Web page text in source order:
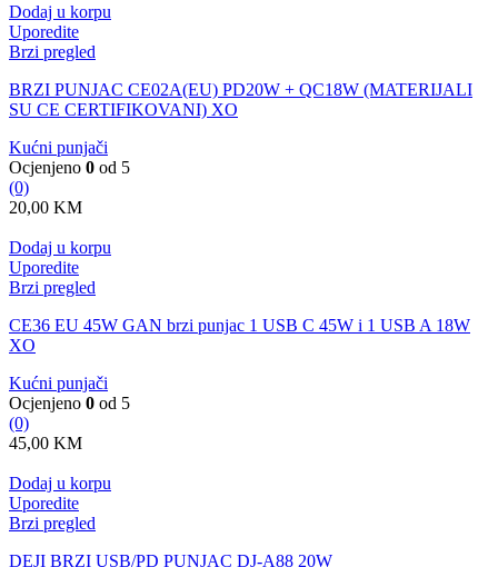
Dodaj u korpu
Uporedite
Brzi pregled
BRZI PUNJAC CE02A(EU) PD20W + QC18W (MATERIJALI
SU CE CERTIFIKOVANI) XO
Kućni punjači
Ocjenjeno 0 od 5
(0)
20,00 KM
Dodaj u korpu
Uporedite
Brzi pregled
CE36 EU 45W GAN brzi punjac 1 USB C 45W i 1 USB A 18W
XO
Kućni punjači
Ocjenjeno 0 od 5
(0)
45,00 KM
Dodaj u korpu
Uporedite
Brzi pregled
DEJI BRZI USB/PD PUNJAC DJ-A88 20W